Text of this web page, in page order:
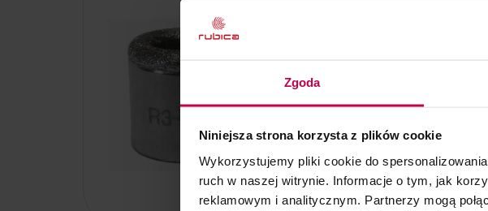
Zgoda
Niniejsza strona korzysta z plików cookie
Wykorzystujemy pliki cookie do
ruch w naszej witrynie. Informacje o tym, jak
reklamowym i analitycznym. Partnerzy mogą
Gradacja 200
25, - zł
Kod: 7200/R3 do koszyka